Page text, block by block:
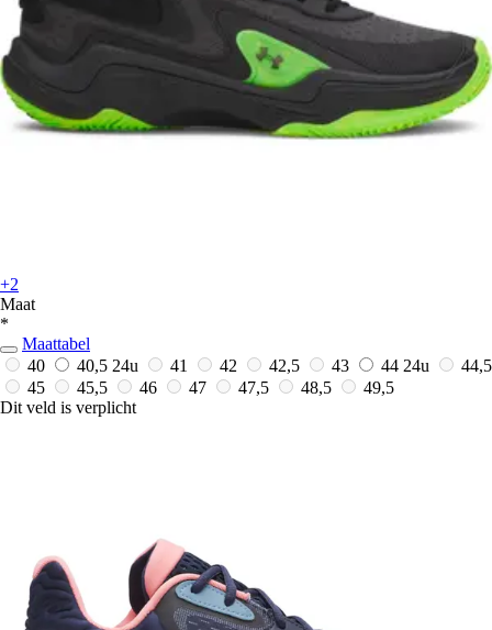
+2
Maat
*
Maattabel
40
40,5 24u 41 42 42,5 43 44 24u
44,5
45
45,5 46 47 47,5 48,5
49,5
Dit veld is verplicht